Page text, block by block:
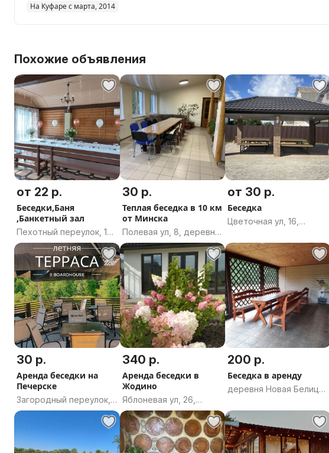
На Куфаре с марта, 2014
Похожие объявления
от 22 р.
Беседки,Баня
,Банкетный зал
Пехотный переулок, 19,
Могилёв, Могилёвская
область
30 р.
Теплая беседка в 10 км
от Минска
Полевая ул, 8, деревня
Ашмянцы,
Папернянский
сельсовет, Минский
район, Минская
область
от 30 р.
Беседка
Цветочная ул, 16,
областного подчинения
Могилёв, Могилёвская
область
30 р.
Аренда беседки на
Печерске
Загородный переулок,
9, Могилёв,
Могилёвская область
340 р.
Аренда беседки в
Жодино
Яблоневая ул, 26,
Жодино, Минская
область
200 р.
Беседка в аренду
деревня Новая Белица,
сельсовет,
Светлогорский район,
Гомельская область